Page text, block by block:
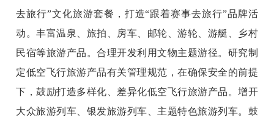
去旅行”文化旅游套餐，打造“跟着赛事去旅行”品牌活
动。丰富温泉、旅拍、房车、邮轮、游轮、游艇、乡村
民宿等旅游产品。合理开发利用文物主题游径。研究制
定低空飞行旅游产品有关管理规范，在确保安全的前提
下，鼓励打造多样化、差异化低空飞行旅游产品。增开
大众旅游列车、银发旅游列车、主题特色旅游列车。鼓